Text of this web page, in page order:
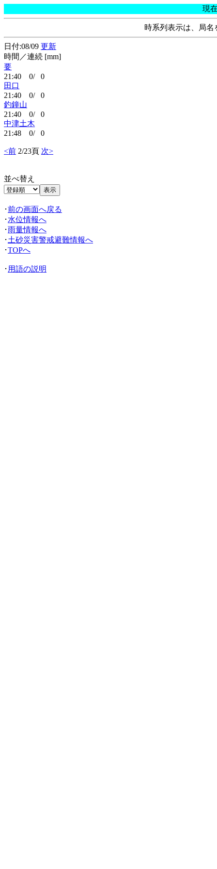
現
時系列表示は、局
日付:08/09 更新
時間／連続 [mm]
要
21:40 0/ 0
田口
21:40 0/ 0
釣鐘山
21:40 0/ 0
中津土木
21:48 0/ 0
<前 2/23頁 次>
並べ替え
･前の画面へ戻る
･ 水位情報へ
･雨量情報へ
･ 土砂災害警戒避難情報へ
･TOPへ
･ 用語の説明